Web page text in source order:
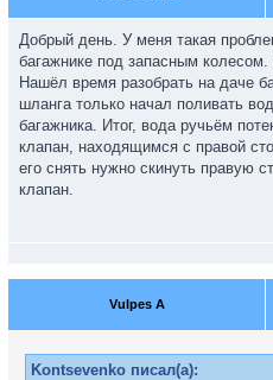
Добрый день. У меня такая
багажнике под запасным
Нашёл время разобрать на даче
шланга только начал поливать
багажника. Итог, вода ручьём
клапан, находящимся с правой
его снять нужно скинуть правую
клапан.
Vulpes A
Kontsevenko писал(а):